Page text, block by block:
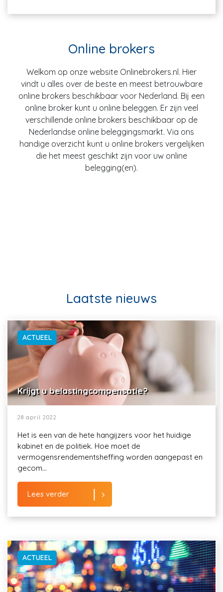
Online brokers
Welkom op onze website Onlinebrokers.nl. Hier
vindt u alles over de beste en meest betrouwbare
online brokers beschikbaar voor Nederland. Bij een
online broker kunt u online beleggen. Er zijn veel
verschillende online brokers beschikbaar op de
Nederlandse online beleggingsmarkt. Via ons
handige overzicht kunt u online brokers vergelijken
die het meest geschikt zijn voor uw online
belegging(en).
Laatste nieuws
ACTUEEL
Krijgt u belastingcompensatie?
28 april 2022
Het is een van de hete hangijzers voor het huidige
kabinet en de politiek. Hoe moet de
vermogensrendementsheffing worden aangepast en
gecom...
Lees verder
ACTUEEL